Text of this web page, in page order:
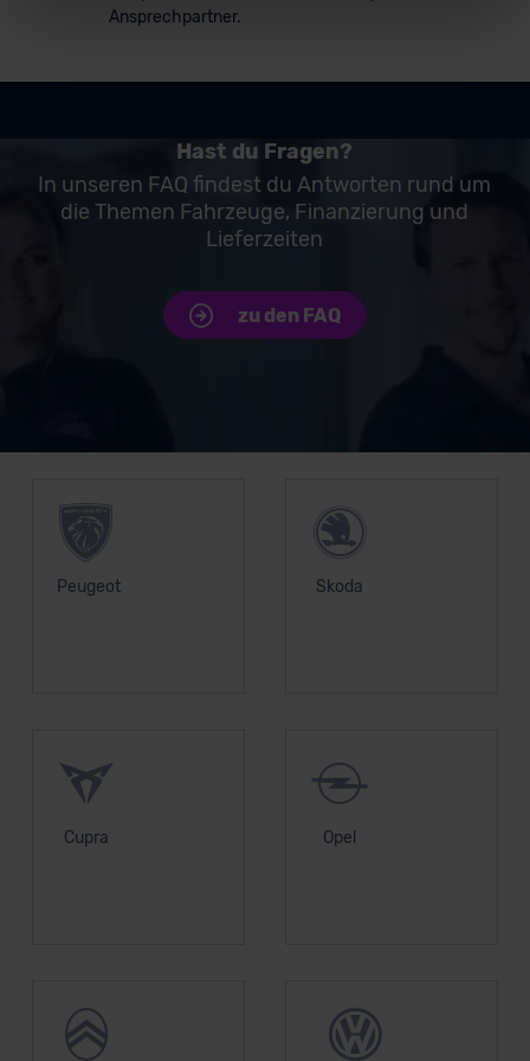
soweit keine detaillierteren Angaben erfolgen: Wir
außerhalb der EU zu übermitteln oder dort verarbeiten zu
lassen. Soweit eine Übermittlung in ein Land außerhalb
der EU erfolgt, erfolgt dies ausschließlich auf der
Grundlage eines Angemessenheitsbeschlusses der EU-
DSGVO) oder wenn Sie hierzu Ihre Einwilligung freiwillig
erteilen. Nähere Informationen zu den bestehenden
Ansprechpartner.
Hast du Fragen?
In unseren FAQ findest du Antworten rund um
die Themen Fahrzeuge, Finanzierung und
Lieferzeiten
zu den FAQ
Peugeot Skoda
Cupra Opel